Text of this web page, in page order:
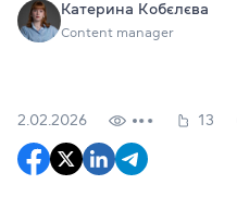
Катерина Кобєлєва
Content manager
2.02.2026 13